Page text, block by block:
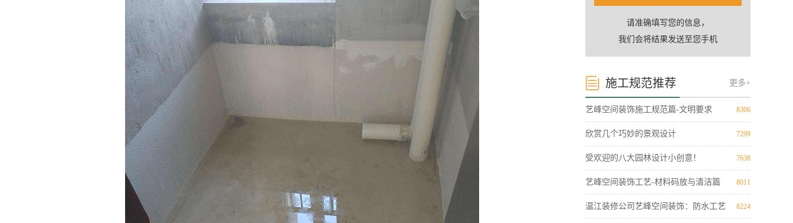
请准确填写您的信息，
我们会将结果发送至您手机
 施工规范推荐 更多+
艺峰空间装饰施工规范篇-文明要求 8306
欣赏几个巧妙的景观设计 7299
受欢迎的八大园林设计小创意！ 7638
艺峰空间装饰工艺-材料码放与清洁篇 8011
温江装修公司艺峰空间装饰：防水工艺 8224